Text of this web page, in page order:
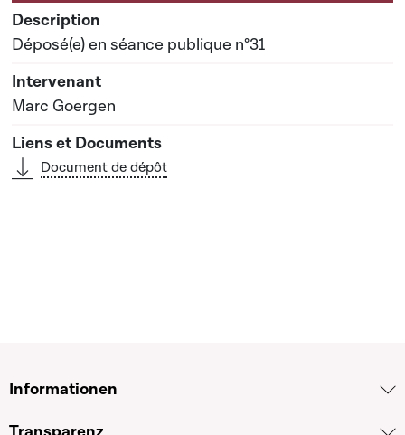
Déposé(e) en séance publique n°31
Marc Goergen
Document de dépôt
Informationen